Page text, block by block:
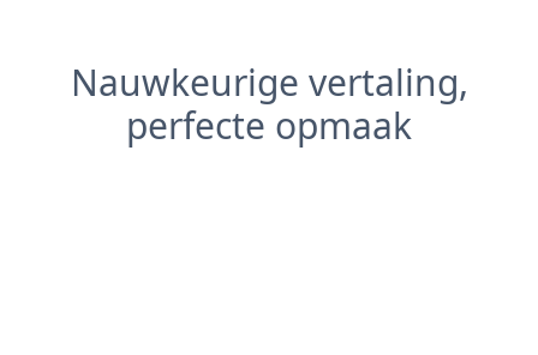
Nauwkeurige vertaling,
perfecte opmaak